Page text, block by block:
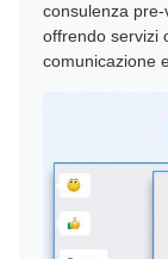
consulenza
offrendo servizi
comunicazione